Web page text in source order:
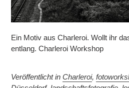
Ein Motiv aus Charleroi. Wollt ihr
entlang. Charleroi Workshop
Veröffentlicht in Charleroi,